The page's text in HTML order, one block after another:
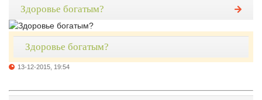
Здоровье богатым?
Здоровье богатым?
13-12-2015, 19:54